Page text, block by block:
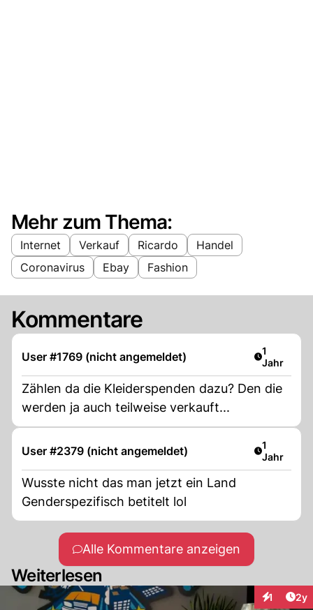
Mehr zum Thema:
Internet Verkauf Ricardo
Handel
Coronavirus
Ebay Fashion
Kommentare
User #1769 (nicht angemeldet) Artikel
1
Jahr
Zählen da die Kleiderspenden dazu? Den die
werden ja auch teilweise verkauft...
User #2379 (nicht angemeldet) Artikel
1
Jahr
Wusste nicht das man jetzt ein Land
Genderspezifisch betitelt lol
Alle Kommentare anzeigen
Weiterlesen
1 2y